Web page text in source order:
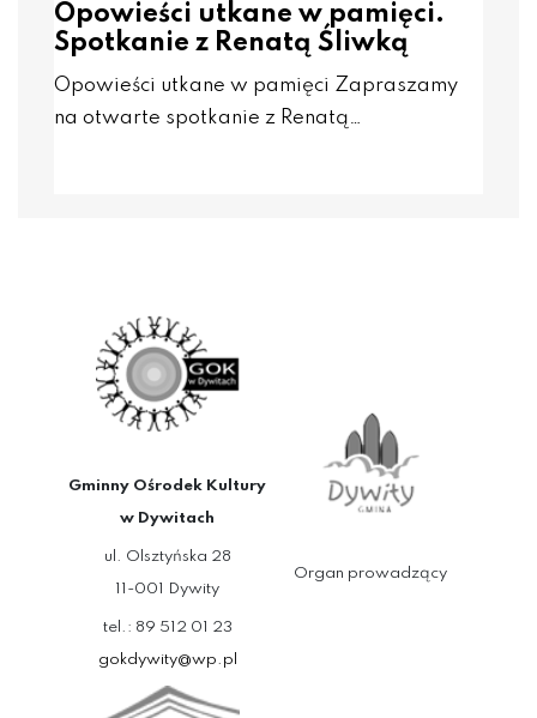
Opowieści utkane w pamięci.
Spotkanie z Renatą Śliwką
Opowieści utkane w pamięci Zapraszamy
na otwarte spotkanie z Renatą…
Gminny Ośrodek Kultury
w Dywitach
ul. Olsztyńska 28
11-001 Dywity
tel.: 89 512 01 23
gokdywity@wp.pl
Organ prowadzący